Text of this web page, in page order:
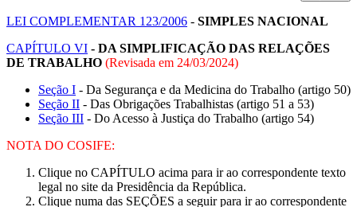
LEI COMPLEMENTAR 123/2006 - SIMPLES NACIONAL
CAPÍTULO VI - DA SIMPLIFICAÇÃO DAS RELAÇÕES
DE TRABALHO (Revisada em 24/03/2024)
Seção I - Da Segurança e da Medicina do Trabalho (artigo 50)
Seção II - Das Obrigações Trabalhistas (artigo 51 a 53)
Seção III - Do Acesso à Justiça do Trabalho (artigo 54)
NOTA DO COSIFE:
Clique no CAPÍTULO acima para ir ao correspondente texto
legal no site da Presidência da República.
Clique numa das SEÇÕES a seguir para ir ao correspondente